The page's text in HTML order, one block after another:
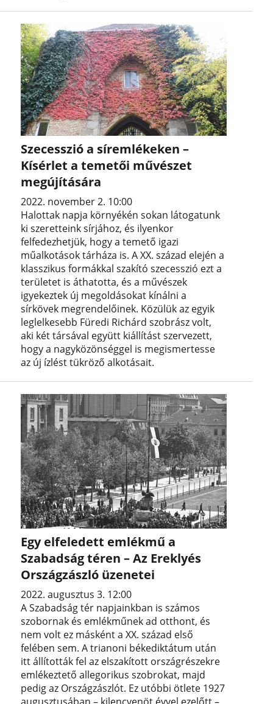
Szecesszió a síremlékeken –
Kísérlet a temetői művészet
megújítására
2022. november 2. 10:00
Halottak napja környékén sokan látogatunk
ki szeretteink sírjához, és ilyenkor
felfedezhetjük, hogy a temető igazi
műalkotások tárháza is. A XX. század elején a
klasszikus formákkal szakító szecesszió ezt a
területet is áthatotta, és a művészek
igyekeztek új megoldásokat kínálni a
sírkövek megrendelőinek. Közülük az egyik
leglelkesebb Füredi Richárd szobrász volt,
aki két társával együtt kiállítást szervezett,
hogy a nagyközönséggel is megismertesse
az új ízlést tükröző alkotásait.
Egy elfeledett emlékmű a
Szabadság téren – Az Ereklyés
Országzászló üzenetei
2022. augusztus 3. 12:00
A Szabadság tér napjainkban is számos
szobornak és emlékműnek ad otthont, és
nem volt ez másként a XX. század első
felében sem. A trianoni békediktátum után
itt állították fel az elszakított országrészekre
emlékeztető allegorikus szobrokat, majd
pedig az Országzászlót. Ez utóbbi ötlete 1927